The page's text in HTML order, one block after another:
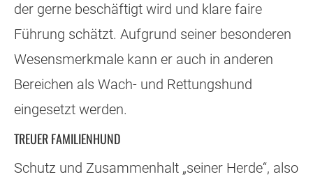
der gerne beschäftigt wird und klare faire
Führung schätzt. Aufgrund seiner besonderen
Wesensmerkmale kann er auch in anderen
Bereichen als Wach- und Rettungshund
eingesetzt werden.
TREUER FAMILIENHUND
Schutz und Zusammenhalt „seiner Herde“, also